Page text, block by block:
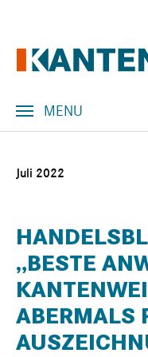
MENU
Juli 2022
„BESTE
ABERMALS